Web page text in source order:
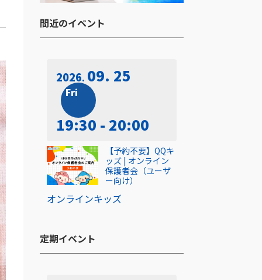
間近のイベント​
2026 09. 25
Fri
19:30 - 20:00
オンラインキッズ
【予約不要】QQキ
ッズ | オンライン
保護者会（ユーザ
ー向け）
定期イベント​